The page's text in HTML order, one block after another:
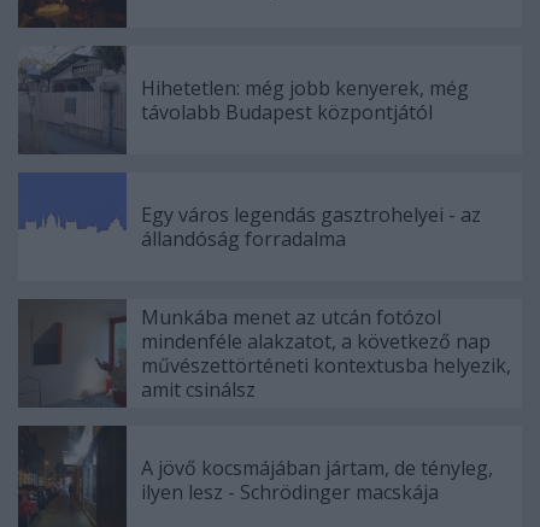
Hihetetlen: még jobb kenyerek, még
távolabb Budapest központjától
Egy város legendás gasztrohelyei - az
állandóság forradalma
Munkába menet az utcán fotózol
mindenféle alakzatot, a következő nap
művészettörténeti kontextusba helyezik,
amit csinálsz
A jövő kocsmájában jártam, de tényleg,
ilyen lesz - Schrödinger macskája